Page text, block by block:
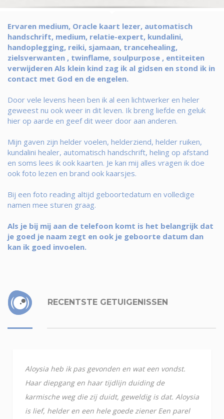
Ervaren medium, Oracle kaart lezer, automatisch
handschrift, medium, relatie-expert, kundalini,
handoplegging, reiki, sjamaan, trancehealing,
zielsverwanten , twinflame, soulpurpose , entiteiten
verwijderen Als klein kind zag ik al gidsen en stond ik in
contact met God en de engelen.
Door vele levens heen ben ik al een lichtwerker en heler
geweest nu ook weer in dit leven. Ik breng liefde en geluk
hier op aarde en geef dit weer door aan anderen.
Mijn gaven zijn helder voelen, helderziend, helder ruiken,
kundalini healer, automatisch handschrift, heling op afstand
en soms lees ik ook kaarten. Je kan mij alles vragen ik doe
ook foto lezen en brand ook kaarsjes.
Bij een foto reading altijd geboortedatum en volledige
namen mee sturen graag.
Als je bij mij aan de telefoon komt is het belangrijk dat
je goed je naam zegt en ook je geboorte datum dan
kan ik goed invoelen.
RECENTSTE GETUIGENISSEN
Aloysia heb ik pas gevonden en wat een vondst.
Haar diepgang en haar tijdlijn duiding de
karmische weg die zij duidt, geweldig is dat. Aloysia
is lief, helder en een hele goede ziener Een parel